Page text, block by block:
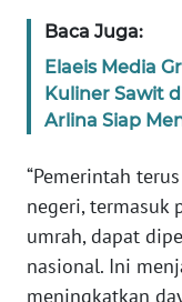
Baca Juga:
Elaeis Media
Kuliner Sawit
Arlina Siap
“Pemerintah
negeri, termasuk
umrah, dapat
nasional. Ini
meningkatkan
PEDOMAN
SIBER
REDAKSI
KARIR
DISCLAIMER